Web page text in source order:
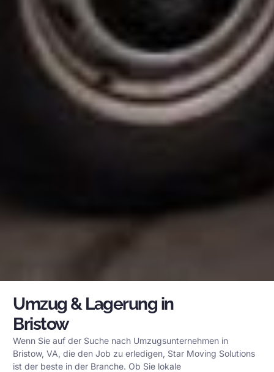
Umzug & Lagerung in
Bristow
Wenn Sie auf der Suche nach Umzugsunternehmen in
Bristow, VA, die den Job zu erledigen, Star Moving Solutions
ist der beste in der Branche. Ob Sie lokale